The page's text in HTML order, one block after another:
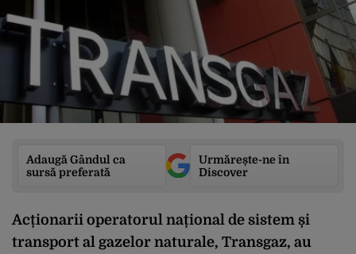
Adaugă Gândul ca
sursă preferată
Urmărește-ne în
Discover
Acționarii operatorul național de sistem și
transport al gazelor naturale, Transgaz, au